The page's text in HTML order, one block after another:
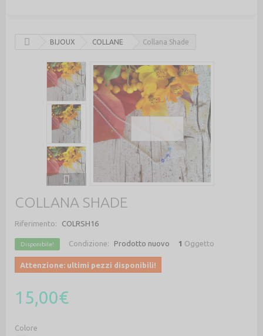
BIJOUX COLLANE Collana Shade
COLLANA SHADE
Riferimento: COLRSH16
Disponibile! Condizione: Prodotto nuovo 1 Oggetto
Attenzione: ultimi pezzi disponibili!
15,00€
Colore